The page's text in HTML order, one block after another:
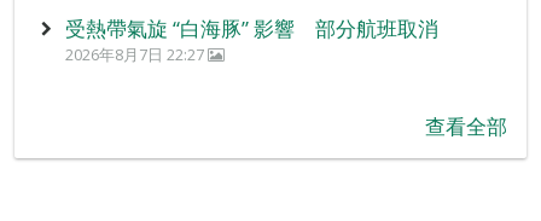
受熱帶氣旋 “白海豚” 影響 部分航班取消
2026年8月7日 22:27
查看全部